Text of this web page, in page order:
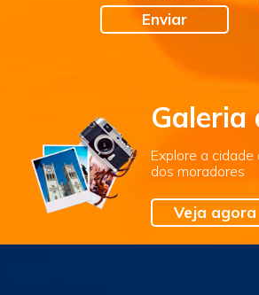
Enviar
Galeria
Explore a
dos moradores
Veja agora